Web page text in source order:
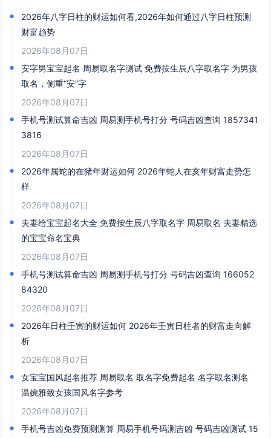
2026年八字日柱的财运如何看,2026年如何通过八字日柱预测
财富趋势
2026年08月07日
安字男宝宝起名 周易取名字测试 免费按生辰八字取名字 为男孩
取名，侧重“安”字
2026年08月07日
手机号测试算命吉凶 周易测手机号打分 号码吉凶查询 1857341
3816
2026年08月07日
2026年属蛇的在猪年财运如何 2026年蛇人在亥年财富走势怎
样
2026年08月07日
夫妻给宝宝起名大全 免费按生辰八字取名字 周易取名 夫妻精选
的宝宝命名宝典
2026年08月07日
手机号测试算命吉凶 周易测手机号打分 号码吉凶查询 166052
84320
2026年08月07日
2026年日柱壬寅的财运如何 2026年壬寅日柱者的财富走向解
析
2026年08月07日
女宝宝国风起名推荐 周易取名 取名字免费起名 名字取名测名
温婉雅致女孩国风名字参考
2026年08月07日
手机号吉凶免费预测测算 周易手机号码测吉凶 号码吉凶测试 15